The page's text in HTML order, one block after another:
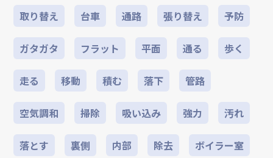
取り替え 台車 通路 張り替え 予防
ガタガタ フラット 平面 通る 歩く
走る 移動 積む 落下 管路
空気調和 掃除 吸い込み 強力 汚れ
落とす 裏側 内部 除去 ボイラー室